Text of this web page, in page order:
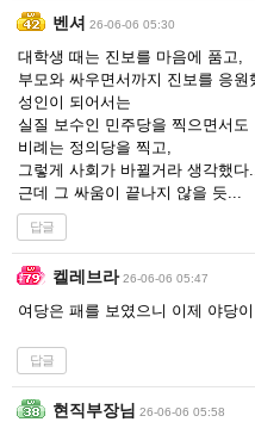
벤셔 26-06-06 05:30
대학생 때는 진보를 마음에 품고,
부모와 싸우면서까지 진보를 응원
성인이 되어서는
실질 보수인 민주당을 찍으면서도
비례는 정의당을 찍고,
그렇게 사회가 바뀔거라 생각했다...
근데 그 싸움이 끝나지 않을 듯...
답글
켈레브라 26-06-06 05:47
여당은 패를 보였으니 이제 야당
답글
현직부장님 26-06-06 05:58